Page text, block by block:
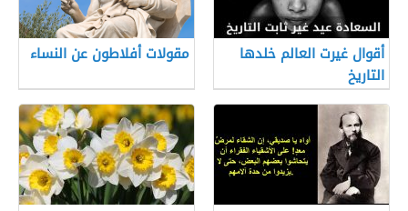
أقوال غيرت العالم خلدها
التاريخ
مقولات أفلاطون عن النساء